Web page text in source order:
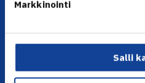
Markkinointi
Salli